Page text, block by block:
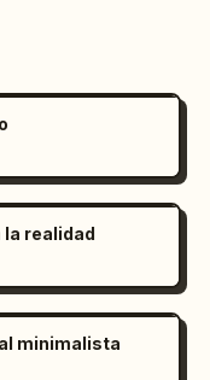
la realidad
minimalista